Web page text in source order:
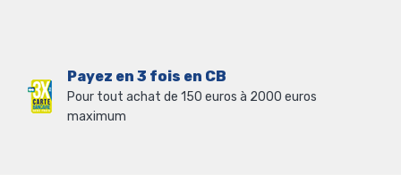
Payez en 3 fois en CB
Pour tout achat de 150 euros à 2000 euros
maximum